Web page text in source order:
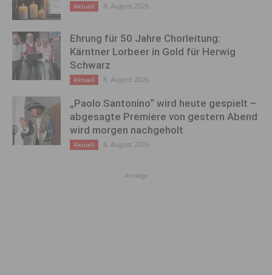
Aktuell 8. August 2026
Ehrung für 50 Jahre Chorleitung:
Kärntner Lorbeer in Gold für Herwig
Schwarz
Aktuell 8. August 2026
„Paolo Santonino“ wird heute gespielt –
abgesagte Premiere von gestern Abend
wird morgen nachgeholt
Aktuell 8. August 2026
Anzeige